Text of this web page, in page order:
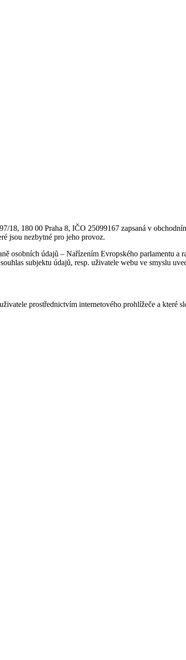
18, 180 00 Praha 8, IČO 25099167 zapsaná v
jsou nezbytné pro jeho provoz.
osobních údajů – Nařízením Evropského parlamentu
subjektu údajů, resp. uživatele webu ve smyslu
prostřednictvím internetového prohlížeče a které